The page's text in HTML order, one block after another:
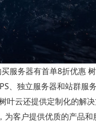
服务器有首单8折优惠
、独立服务器和站群服
云还提供定制化的解
客户提供优质的产品